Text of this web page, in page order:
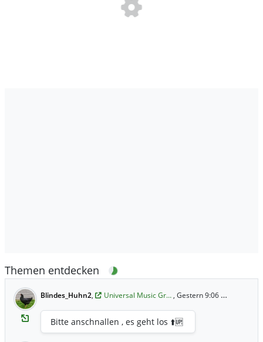
Themen entdecken
Blindes_Huhn2, Universal Music Gr… , Gestern 9:06 Uhr
Bitte anschnallen , es geht los ⬆️🆙